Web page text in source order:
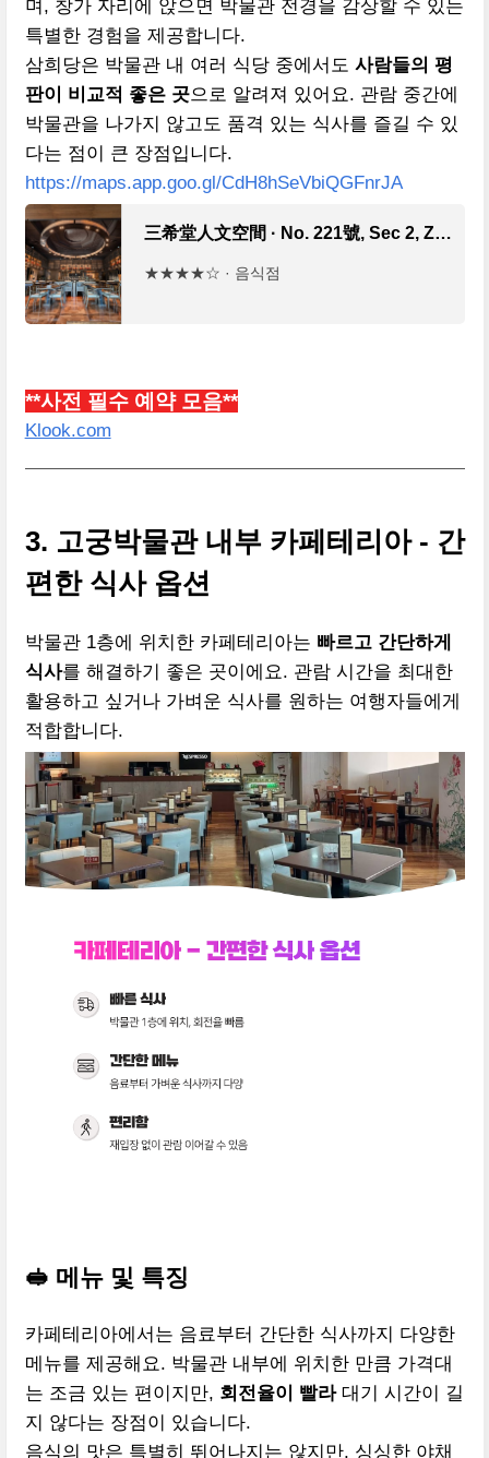
며, 창가 자리에 앉으면 박물관 전경을 감상할 수 있는
특별한 경험을 제공합니다.
삼희당은 박물관 내 여러 식당 중에서도 사람들의 평
판이 비교적 좋은 곳으로 알려져 있어요. 관람 중간에
박물관을 나가지 않고도 품격 있는 식사를 즐길 수 있
다는 점이 큰 장점입니다.
https://maps.app.goo.gl/CdH8hSeVbiQGFnrJA
三希堂人文空間 · No. 221號, Sec 2, Zhi Shan Rd, Shilin District, Taipei City, 대만 111
★★★★☆ · 음식점
**사전 필수 예약 모음**
Klook.com
3. 고궁박물관 내부 카페테리아 - 간
편한 식사 옵션
박물관 1층에 위치한 카페테리아는 빠르고 간단하게
식사를 해결하기 좋은 곳이에요. 관람 시간을 최대한
활용하고 싶거나 가벼운 식사를 원하는 여행자들에게
적합합니다.
🥪 메뉴 및 특징
카페테리아에서는 음료부터 간단한 식사까지 다양한
메뉴를 제공해요. 박물관 내부에 위치한 만큼 가격대
는 조금 있는 편이지만, 회전율이 빨라대기 시간이 길
지 않다는 장점이 있습니다.
음식의 맛은 특별히 뛰어나지는 않지만, 싱싱한 야채